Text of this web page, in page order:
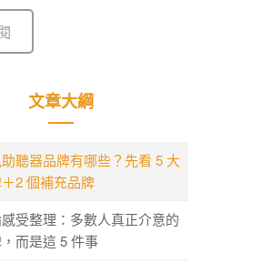
文章大綱
聽器品牌有哪些？先看 5 大
2 個補充品牌
受整理：多數人真正介意的
而是這 5 件事